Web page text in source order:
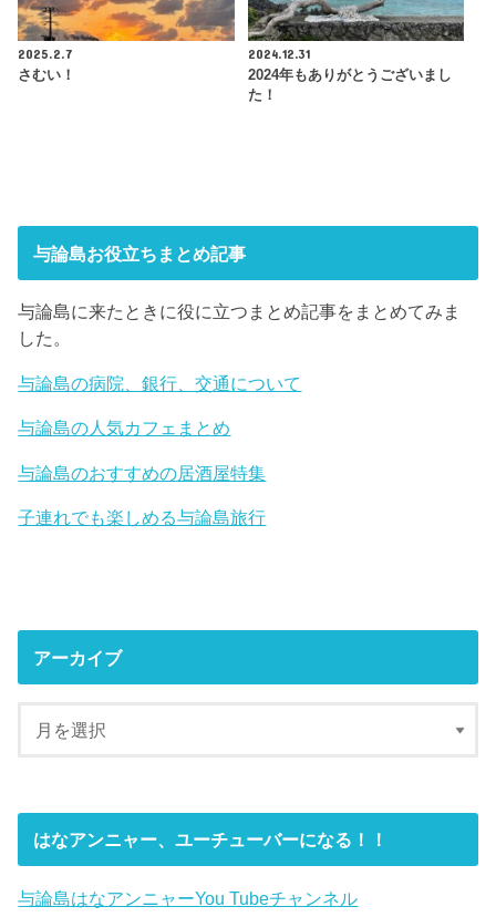
2025.2.7
さむい！
2024.12.31
2024年もありがとうございまし
た！
与論島お役立ちまとめ記事
与論島に来たときに役に立つまとめ記事をまとめてみま
した。
与論島の病院、銀行、交通について
与論島の人気カフェまとめ
与論島のおすすめの居酒屋特集
子連れでも楽しめる与論島旅行
アーカイブ
はなアンニャー、ユーチューバーになる！！
与論島はなアンニャーYou Tubeチャンネル